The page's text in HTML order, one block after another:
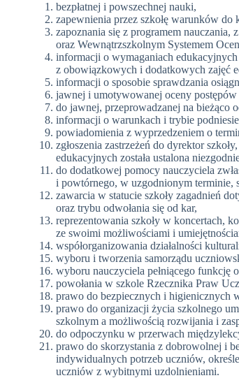
bezpłatnej i powszechnej nauki,
zapewnienia przez szkołę warunków do
zapoznania się z programem
oraz Wewnątrzszkolnym Systemem
informacji o wymaganiach
z obowiązkowych i dodatkowych zajęć
informacji o sposobie sprawdzania
jawnej i umotywowanej oceny postępów
do jawnej, przeprowadzanej na bieżąco
informacji o warunkach i trybie
powiadomienia z wyprzedzeniem o
zgłoszenia zastrzeżeń do dyrektor
edukacyjnych została ustalona
do dodatkowej pomocy nauczyciela
i powtórnego, w uzgodnionym terminie,
zawarcia w statucie szkoły zagadnień
oraz trybu odwołania się od kar,
reprezentowania szkoły w koncertach,
ze swoimi możliwościami i
współorganizowania działalności
wyboru i tworzenia samorządu
wyboru nauczyciela pełniącego funkcję
powołania w szkole Rzecznika Praw
prawo do bezpiecznych i higienicznych
prawo do organizacji życia szkolnego
szkolnym a możliwością rozwijania i
do odpoczynku w przerwach
prawo do skorzystania z dobrowolnej i
indywidualnych potrzeb uczniów,
uczniów z wybitnymi uzdolnieniami.